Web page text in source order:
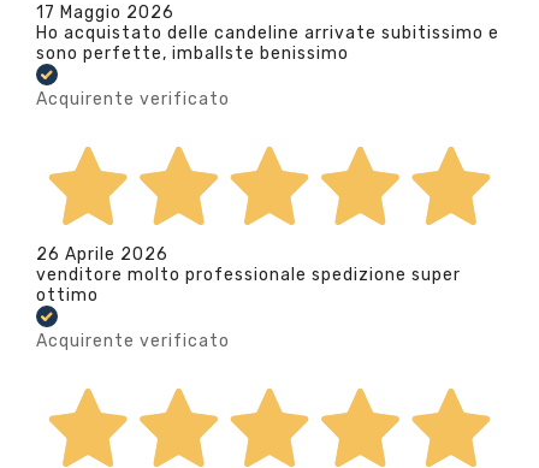
17 Maggio 2026
Ho acquistato delle candeline arrivate subitissimo e
sono perfette, imballste benissimo
Acquirente verificato
26 Aprile 2026
venditore molto professionale spedizione super
ottimo
Acquirente verificato